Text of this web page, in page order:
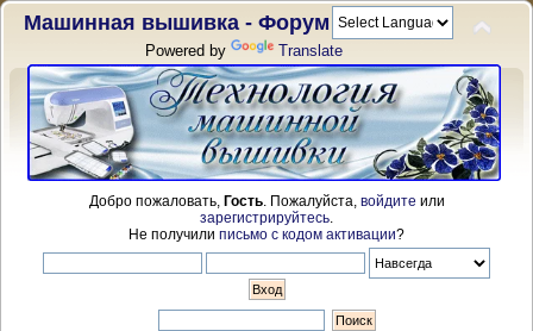
Машинная вышивка - Форум
Powered by Translate
Добро пожаловать, Гость. Пожалуйста, войдите или
зарегистрируйтесь
Не получили письмо с кодом активации?